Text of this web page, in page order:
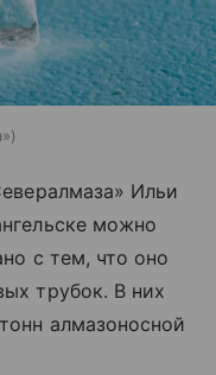
Ильи
можно
с тем, что оно
трубок. В них
алмазоносной